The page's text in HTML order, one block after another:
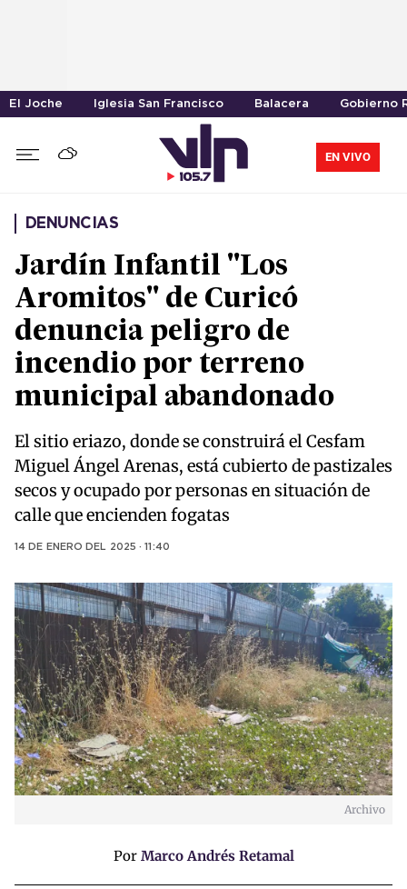
El Joche Iglesia San Francisco Balacera Gobierno
EN VIVO
DENUNCIAS
Jardín Infantil "Los
Aromitos" de Curicó
denuncia peligro de
incendio por terreno
municipal abandonado
El sitio eriazo, donde se construirá el Cesfam
Miguel Ángel Arenas, está cubierto de pastizales
secos y ocupado por personas en situación de
calle que encienden fogatas
14 DE ENERO DEL 2025 · 11:40
Archivo
Por Marco Andrés Retamal